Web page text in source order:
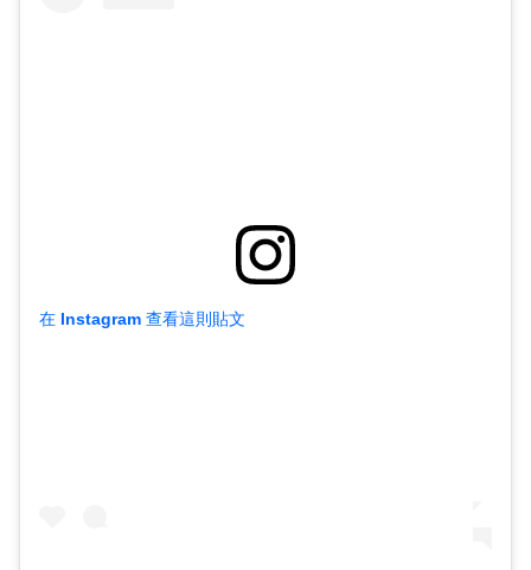
在 Instagram 查看這則貼文